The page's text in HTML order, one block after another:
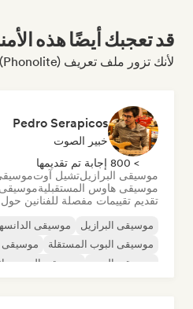
قد تعجبك أيضًا هذه
لأنك تزور ملف تعريف Guilherme Coutinho (Phonolite)
Pedro Serapicos
خبير الصوت
> 800 إجابة تم تقديمها
موسيقى البرازيلتشيل آوت
موسيقى هاوس المستقبلية
تقديم تقييمات مفصلة للفنانين
موسيقى البرازيل موسيقى
موسيقى البوب المستقلة
موسيقى
موسيقى البوب
موسيقى البوب روك